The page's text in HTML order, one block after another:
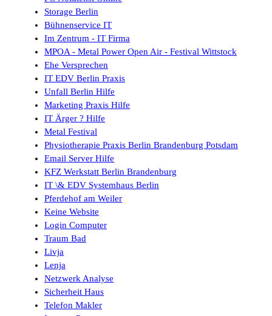
Storage Berlin
Bühnenservice IT
Im Zentrum - IT Firma
MPOA - Metal Power Open Air - Festival Wittstock
Ehe Versprechen
IT EDV Berlin Praxis
Unfall Berlin Hilfe
Marketing Praxis Hilfe
IT Ärger ? Hilfe
Metal Festival
Physiotherapie Praxis Berlin Brandenburg Potsdam
Email Server Hilfe
KFZ Werkstatt Berlin Brandenburg
IT \& EDV Systemhaus Berlin
Pferdehof am Weiler
Keine Website
Login Computer
Traum Bad
Livja
Lenja
Netzwerk Analyse
Sicherheit Haus
Telefon Makler